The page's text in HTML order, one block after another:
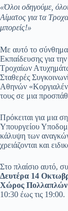
«Όλοι οδηγούμε,
Αίματος για τα
μπορείς!»
Με αυτό το σύνθημα
Εκπαίδευσης για
Τροχαίων
Σταθερές
Αθηνών
τους σε μια
Πρόκειται για μια
Υπουργείου
κάλυψη των
χρειάζονται και
Στο πλαίσιο αυτό,
Δευτέρα 14
Χώρος
10:30 έως τις 19:00.